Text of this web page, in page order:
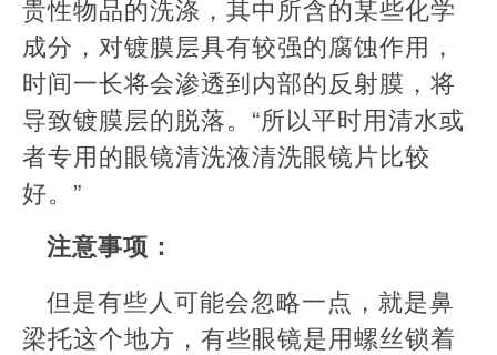
贵性物品的洗涤，其中所含的某些化学
成分，对镀膜层具有较强的腐蚀作用，
时间一长将会渗透到内部的反射膜，将
导致镀膜层的脱落。“所以平时用清水或
者专用的眼镜清洗液清洗眼镜片比较
好。”
注意事项：
但是有些人可能会忽略一点，就是鼻
梁托这个地方，有些眼镜是用螺丝锁着